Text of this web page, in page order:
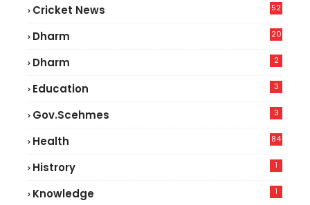
Cricket News
52
Dharm 20
Dharm 2
Education 3
Gov.scehmes 3
Health
84
Histrory 1
Knowledge 1